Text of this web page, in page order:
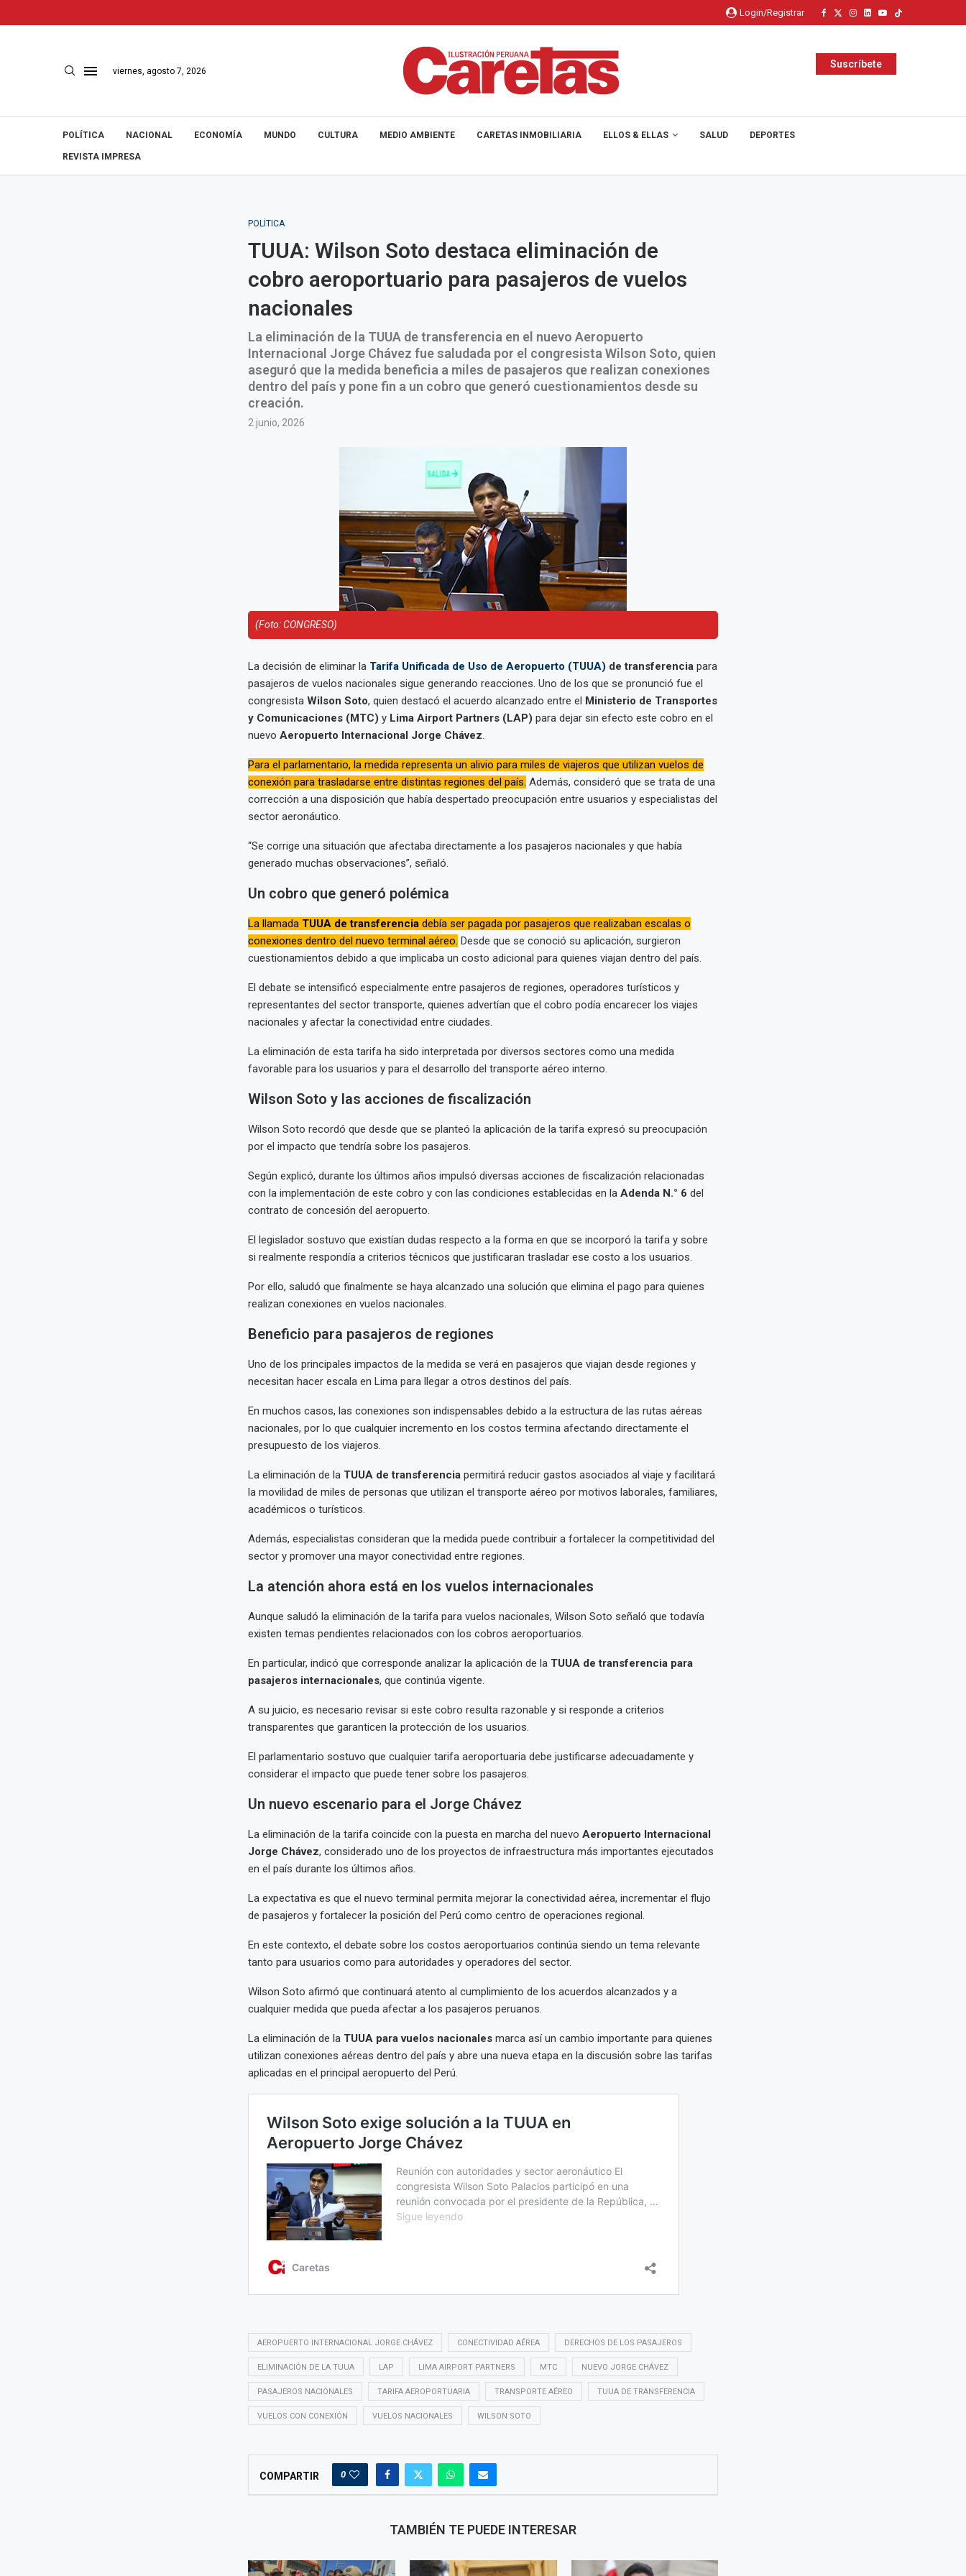
Login/Registrar
viernes, agosto 7, 2026
Suscríbete
POLÍTICA NACIONAL ECONOMÍA MUNDO CULTURA MEDIO AMBIENTE CARETAS INMOBILIARIA ELLOS & ELLAS SALUD DEPORTES
REVISTA IMPRESA
POLÍTICA
TUUA: Wilson Soto destaca eliminación de
cobro aeroportuario para pasajeros de vuelos
nacionales
La eliminación de la TUUA de transferencia en el nuevo Aeropuerto
Internacional Jorge Chávez fue saludada por el congresista Wilson Soto, quien
aseguró que la medida beneficia a miles de pasajeros que realizan conexiones
dentro del país y pone fin a un cobro que generó cuestionamientos desde su
creación.
2 junio, 2026
(Foto: CONGRESO)
La decisión de eliminar la Tarifa Unificada de Uso de Aeropuerto (TUUA) de transferenciapara
pasajeros de vuelos nacionales sigue generando reacciones. Uno de los que se pronunció fue el
congresista Wilson Soto, quien destacó el acuerdo alcanzado entre el Ministerio de Transportes
y Comunicaciones (MTC) y Lima Airport Partners (LAP) para dejar sin efecto este cobro en el
nuevo Aeropuerto Internacional Jorge Chávez.
Para el parlamentario, la medida representa un alivio para miles de viajeros que utilizan vuelos de
conexión para trasladarse entre distintas regiones del país. Además, consideró que se trata de una
corrección a una disposición que había despertado preocupación entre usuarios y especialistas del
sector aeronáutico.
“Se corrige una situación que afectaba directamente a los pasajeros nacionales y que había
generado muchas observaciones”, señaló.
Un cobro que generó polémica
La llamada TUUA de transferenciadebía ser pagada por pasajeros que realizaban escalas o
conexiones dentro del nuevo terminal aéreo. Desde que se conoció su aplicación, surgieron
cuestionamientos debido a que implicaba un costo adicional para quienes viajan dentro del país.
El debate se intensificó especialmente entre pasajeros de regiones, operadores turísticos y
representantes del sector transporte, quienes advertían que el cobro podía encarecer los viajes
nacionales y afectar la conectividad entre ciudades.
La eliminación de esta tarifa ha sido interpretada por diversos sectores como una medida
favorable para los usuarios y para el desarrollo del transporte aéreo interno.
Wilson Soto y las acciones de fiscalización
Wilson Soto recordó que desde que se planteó la aplicación de la tarifa expresó su preocupación
por el impacto que tendría sobre los pasajeros.
Según explicó, durante los últimos años impulsó diversas acciones de fiscalización relacionadas
con la implementación de este cobro y con las condiciones establecidas en la Adenda N.° 6 del
contrato de concesión del aeropuerto.
El legislador sostuvo que existían dudas respecto a la forma en que se incorporó la tarifa y sobre
si realmente respondía a criterios técnicos que justificaran trasladar ese costo a los usuarios.
Por ello, saludó que finalmente se haya alcanzado una solución que elimina el pago para quienes
realizan conexiones en vuelos nacionales.
Beneficio para pasajeros de regiones
Uno de los principales impactos de la medida se verá en pasajeros que viajan desde regiones y
necesitan hacer escala en Lima para llegar a otros destinos del país.
En muchos casos, las conexiones son indispensables debido a la estructura de las rutas aéreas
nacionales, por lo que cualquier incremento en los costos termina afectando directamente el
presupuesto de los viajeros.
La eliminación de la TUUA de transferenciapermitirá reducir gastos asociados al viaje y facilitará
la movilidad de miles de personas que utilizan el transporte aéreo por motivos laborales, familiares,
académicos o turísticos.
Además, especialistas consideran que la medida puede contribuir a fortalecer la competitividad del
sector y promover una mayor conectividad entre regiones.
La atención ahora está en los vuelos internacionales
Aunque saludó la eliminación de la tarifa para vuelos nacionales, Wilson Soto señaló que todavía
existen temas pendientes relacionados con los cobros aeroportuarios.
En particular, indicó que corresponde analizar la aplicación de la TUUA de transferencia para
pasajeros internacionales, que continúa vigente.
A su juicio, es necesario revisar si este cobro resulta razonable y si responde a criterios
transparentes que garanticen la protección de los usuarios.
El parlamentario sostuvo que cualquier tarifa aeroportuaria debe justificarse adecuadamente y
considerar el impacto que puede tener sobre los pasajeros.
Un nuevo escenario para el Jorge Chávez
La eliminación de la tarifa coincide con la puesta en marcha del nuevo Aeropuerto Internacional
Jorge Chávez, considerado uno de los proyectos de infraestructura más importantes ejecutados
en el país durante los últimos años.
La expectativa es que el nuevo terminal permita mejorar la conectividad aérea, incrementar el flujo
de pasajeros y fortalecer la posición del Perú como centro de operaciones regional.
En este contexto, el debate sobre los costos aeroportuarios continúa siendo un tema relevante
tanto para usuarios como para autoridades y operadores del sector.
Wilson Soto afirmó que continuará atento al cumplimiento de los acuerdos alcanzados y a
cualquier medida que pueda afectar a los pasajeros peruanos.
La eliminación de la TUUA para vuelos nacionalesmarca así un cambio importante para quienes
utilizan conexiones aéreas dentro del país y abre una nueva etapa en la discusión sobre las tarifas
aplicadas en el principal aeropuerto del Perú.
AEROPUERTO INTERNACIONAL JORGE CHÁVEZ CONECTIVIDAD AÉREA DERECHOS DE LOS PASAJEROS
ELIMINACIÓN DE LA TUUA LAP LIMA AIRPORT PARTNERS MTC NUEVO JORGE CHÁVEZ
PASAJEROS NACIONALES TARIFA AEROPORTUARIA TRANSPORTE AÉREO TUUA DE TRANSFERENCIA
VUELOS CON CONEXIÓN VUELOS NACIONALES WILSON SOTO
COMPARTIR 0
TAMBIÉN TE PUEDE INTERESAR